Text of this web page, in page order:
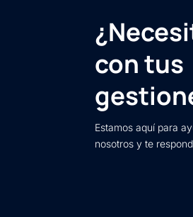
con tus
Estamos aquí para
nosotros y te